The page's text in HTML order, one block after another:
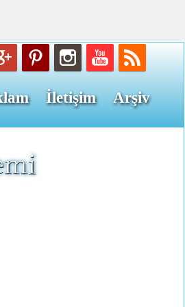
İletişim Arşiv